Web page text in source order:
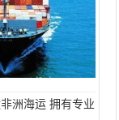
洲海运 拥有专业